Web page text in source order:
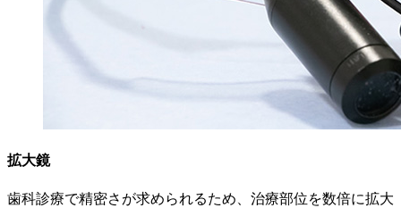
拡大鏡
歯科診療で精密さが求められるため、治療部位を数倍に拡大